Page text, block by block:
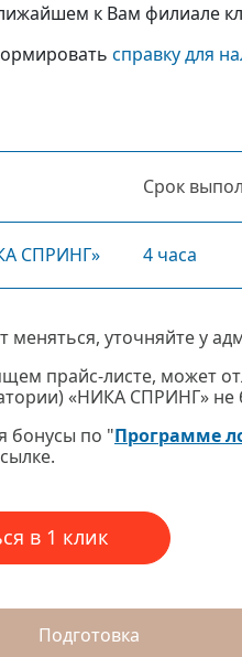
к Вам филиале
справку для
Срок
СПРИНГ» 4 часа
уточняйте у
прайс-листе, может
«НИКА СПРИНГ» не
бонусы по "Программе
в 1 клик
Подготовка